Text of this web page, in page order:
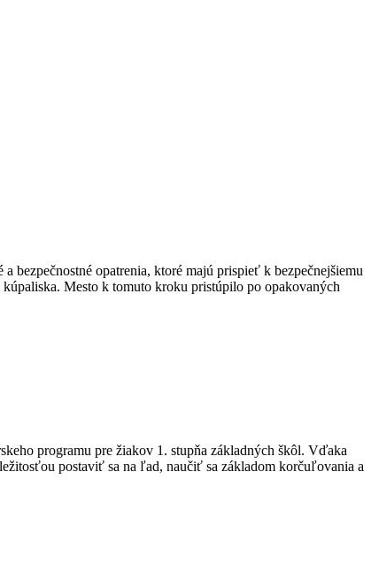
bezpečnostné opatrenia, ktoré majú prispieť k bezpečnejšiemu
Mesto k tomuto kroku pristúpilo po opakovaných
programu pre žiakov 1. stupňa základných škôl. Vďaka
postaviť sa na ľad, naučiť sa základom korčuľovania a